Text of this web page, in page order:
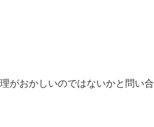
がおかしいのではないかと問い合